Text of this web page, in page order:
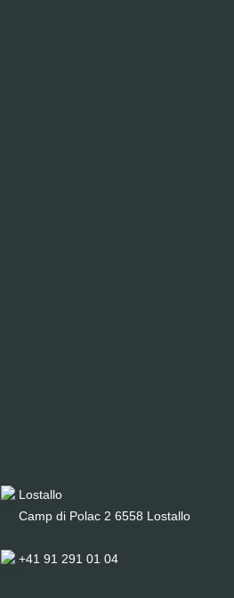
Lostallo
Camp di Polac 2 6558 Lostallo
+41 91 291 01 04